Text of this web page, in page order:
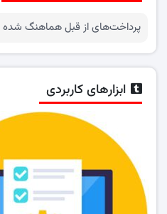
پرداخت‌های از قبل هماهنگ شده
ابزارهای کاربردی